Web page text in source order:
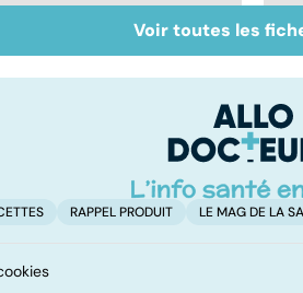
Bruxisme : quand les
dents grincent
Voir toutes les
RAPPEL PRODUIT LE MAG DE LA